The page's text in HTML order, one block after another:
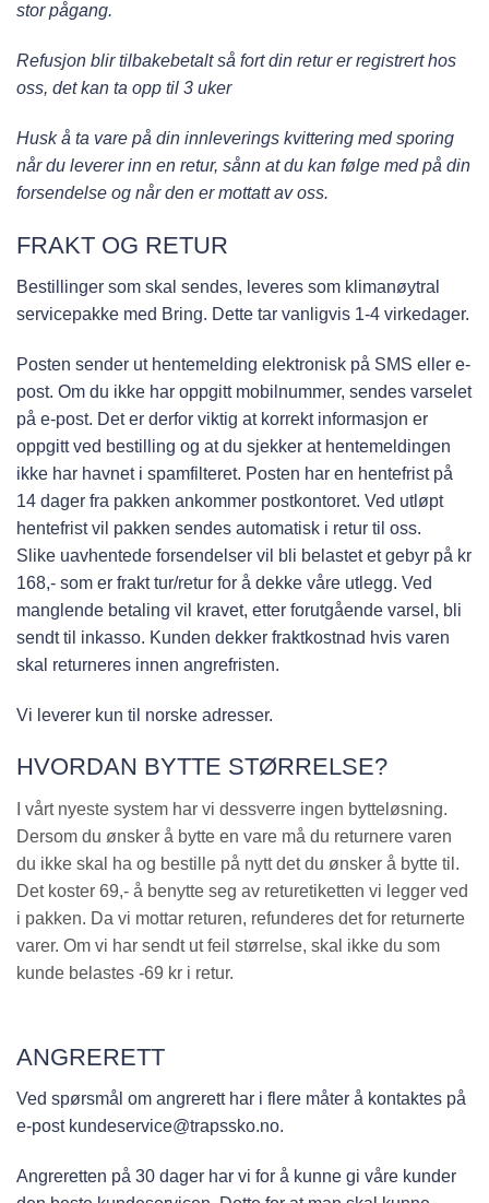
stor pågang.
Refusjon blir tilbakebetalt så fort din retur er registrert hos
oss, det kan ta opp til 3 uker
Husk å ta vare på din innleverings kvittering med sporing
når du leverer inn en retur, sånn at du kan følge med på din
forsendelse og når den er mottatt av oss.
FRAKT OG RETUR
Bestillinger som skal sendes, leveres som klimanøytral
servicepakke med Bring. Dette tar vanligvis 1-4 virkedager.
Posten sender ut hentemelding elektronisk på SMS eller e-
post. Om du ikke har oppgitt mobilnummer, sendes varselet
på e-post. Det er derfor viktig at korrekt informasjon er
oppgitt ved bestilling og at du sjekker at hentemeldingen
ikke har havnet i spamfilteret. Posten har en hentefrist på
14 dager fra pakken ankommer postkontoret. Ved utløpt
hentefrist vil pakken sendes automatisk i retur til oss.
Slike uavhentede forsendelser vil bli belastet et gebyr på kr
168,- som er frakt tur/retur for å dekke våre utlegg. Ved
manglende betaling vil kravet, etter forutgående varsel, bli
sendt til inkasso. Kunden dekker fraktkostnad hvis varen
skal returneres innen angrefristen.
Vi leverer kun til norske adresser.
HVORDAN BYTTE STØRRELSE?
I vårt nyeste system har vi dessverre ingen bytteløsning.
Dersom du ønsker å bytte en vare må du returnere varen
du ikke skal ha og bestille på nytt det du ønsker å bytte til.
Det koster 69,- å benytte seg av returetiketten vi legger ved
i pakken. Da vi mottar returen, refunderes det for returnerte
varer. Om vi har sendt ut feil størrelse, skal ikke du som
kunde belastes -69 kr i retur.
ANGRERETT
Ved spørsmål om angrerett har i flere måter å kontaktes på
e-post kundeservice@trapssko.no.
Angreretten på 30 dager har vi for å kunne gi våre kunder